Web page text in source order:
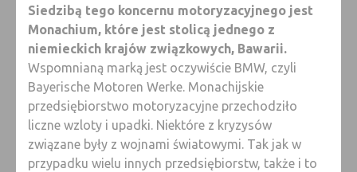
Siedzibą tego koncernu motoryzacyjnego jest
Monachium, które jest stolicą jednego z
niemieckich krajów związkowych, Bawarii.
Wspomnianą marką jest oczywiście BMW, czyli
Bayerische Motoren Werke. Monachijskie
przedsiębiorstwo motoryzacyjne przechodziło
liczne wzloty i upadki. Niektóre z kryzysów
związane były z wojnami światowymi. Tak jak w
przypadku wielu innych przedsiębiorstw, także i to